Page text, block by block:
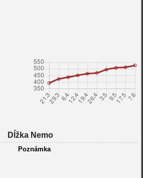
Dĺžka Nemo
Poznámka